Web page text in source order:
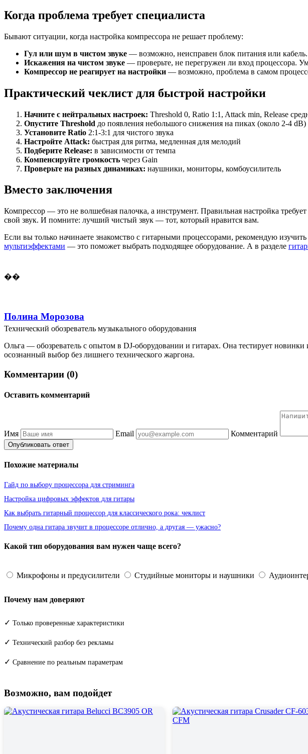
Когда проблема требует специалиста
Бывают ситуации, когда настройка компрессора не решает проблему:
Гул или шум в чистом звуке — возможно, неисправен блок питания или
Искажения на чистом звуке — проверьте, не перегружен ли вход процессора.
Компрессор не реагирует на настройки — возможно, проблема в самом
Практический чеклист для быстрой настройки
Начните с нейтральных настроек: Threshold 0, Ratio 1:1, Attack min, Release
Опустите Threshold до появления небольшого снижения на пиках (около 2-4 dB)
Установите Ratio 2:1-3:1 для чистого звука
Настройте Attack: быстрая для ритма, медленная для мелодий
Подберите Release: в зависимости от темпа
Компенсируйте громкость через Gain
Проверьте на разных динамиках: наушники, мониторы, комбоусилитель
Вместо заключения
Компрессор — это не волшебная палочка, а инструмент. Правильная настройка
свой звук. И помните: лучший чистый звук — тот, который нравится вам.
Если вы только начинаете знакомство с гитарными процессорами, рекомендую
мультиэффектами — это поможет выбрать подходящее оборудование. А в разделе
��
Полина Морозова
Технический обозреватель музыкального оборудования
Ольга — обозреватель с опытом в DJ-оборудовании и гитарах. Она тестирует
осознанный выбор без лишнего технического жаргона.
Комментарии (0)
Оставить комментарий
Имя Email Комментарий
Опубликовать ответ
Похожие материалы
Гайд по выбору процессора для стриминга
Настройка цифровых эффектов для гитары
Как выбрать гитарный процессор для классического рока: чеклист
Почему одна гитара звучит в процессоре отлично, а другая — ужасно?
Какой тип оборудования вам нужен чаще всего?
Микрофоны и предусилители Студийные мониторы и наушники
Почему нам доверяют
✓ Только проверенные характеристики
✓ Технический разбор без рекламы
✓ Сравнение по реальным параметрам
Возможно, вам подойдет